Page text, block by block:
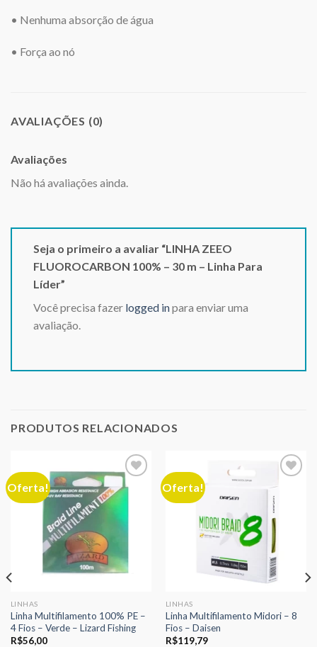
• Nenhuma absorção de água
• Força ao nó
AVALIAÇÕES (0)
Avaliações
Não há avaliações ainda.
Seja o primeiro a avaliar “LINHA ZEEO
FLUOROCARBON 100% – 30 m – Linha Para
Líder”
Você precisa fazer logged inpara enviar uma
avaliação.
PRODUTOS RELACIONADOS
Oferta!
Adicionar
aos meus
desejos
LINHAS
Linha Multifilamento 100% PE –
4 Fios – Verde – Lizard Fishing
R$56,00
Oferta!
Adicionar
aos meus
desejos
LINHAS
Linha Multifilamento Midori – 8
Fios – Daisen
R$119,79